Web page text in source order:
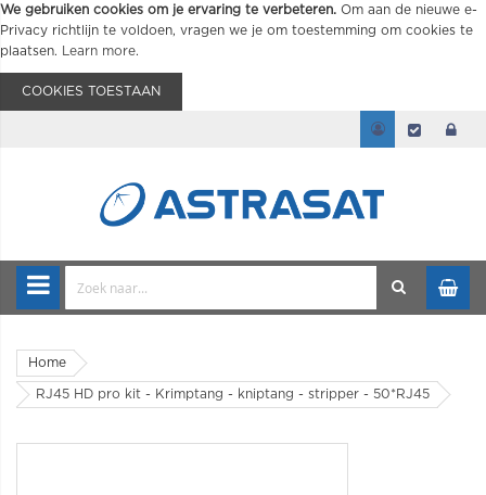
We gebruiken cookies om je ervaring te verbeteren. Om aan de nieuwe e-
Privacy richtlijn te voldoen, vragen we je om toestemming om cookies te
plaatsen.
Learn more.
COOKIES TOESTAAN
Home
RJ45 HD pro kit - Krimptang - kniptang - stripper - 50*RJ45